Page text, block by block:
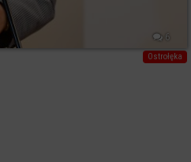
6
Ostrołęka